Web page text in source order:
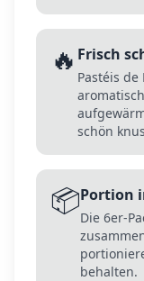
🔥 Frisch
Pastéis
schön
📦Portion
Die 6er-
behalten.